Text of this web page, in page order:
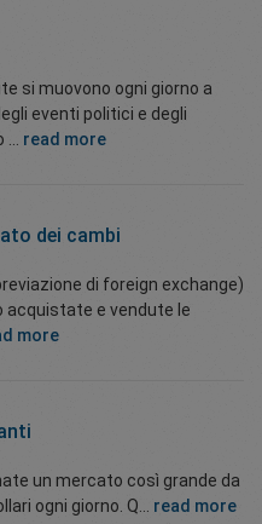
si muovono ogni giorno a
eventi politici e degli
read more
dei cambi
di foreign exchange)
acquistate e vendute le
more
un mercato così grande da
ogni giorno. Q... read more